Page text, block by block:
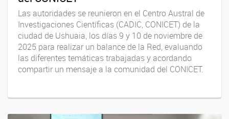
Las autoridades se reunieron en el Centro Austral de
Investigaciones Científicas (CADIC, CONICET) de la
ciudad de Ushuaia, los días 9 y 10 de noviembre de
2025 para realizar un balance de la Red, evaluando
las diferentes temáticas trabajadas y acordando
compartir un mensaje a la comunidad del CONICET.